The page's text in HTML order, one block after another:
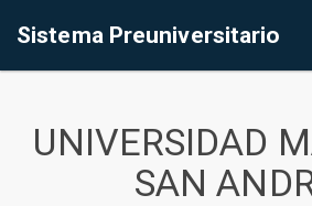
Sistema Preuniversitario
UNIVERSIDAD
SAN